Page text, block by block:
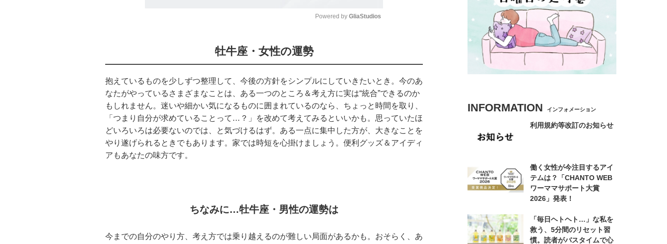
Powered by GliaStudios
牡牛座・女性の運勢
抱えているものを少しずつ整理して、今後の方針をシンプルにしていきたいとき。今のあ
なたがやっているさまざまなことは、ある一つのところ＆考え方に実は“統合”できるのか
もしれません。迷いや細かい気になるものに囲まれているのなら、ちょっと時間を取り、
「つまり自分が求めていることって…？」を改めて考えてみるといいかも。思っていたほ
どいろいろは必要ないのでは、と気づけるはず。ある一点に集中した方が、大きなことを
やり遂げられるときでもあります。家では時短を心掛けましょう。便利グッズ＆アイディ
アもあなたの味方です。
ちなみに…牡牛座・男性の運勢は
今までの自分のやり方、考え方では乗り越えるのが難しい局面があるかも。おそらく、あ
INFORMATION インフォメーション
利用規約等改訂のお知らせ
働く女性が今注目するアイ
テムは？「CHANTO WEB
ワーママサポート大賞
2026」発表！
「毎日ヘトヘト…」な私を
救う、5分間のリセット習
慣。読者がバスタイムで心